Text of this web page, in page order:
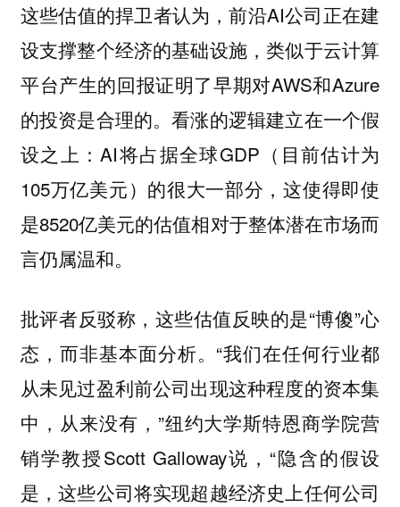
这些估值的捍卫者认为，前沿AI公司正在建
设支撑整个经济的基础设施，类似于云计算
平台产生的回报证明了早期对AWS和Azure
的投资是合理的。看涨的逻辑建立在一个假
设之上：AI将占据全球GDP（目前估计为
105万亿美元）的很大一部分，这使得即使
是8520亿美元的估值相对于整体潜在市场而
言仍属温和。
批评者反驳称，这些估值反映的是“博傻”心
态，而非基本面分析。“我们在任何行业都
从未见过盈利前公司出现这种程度的资本集
中，从来没有，”纽约大学斯特恩商学院营
销学教授Scott Galloway说，“隐含的假设
是，这些公司将实现超越经济史上任何公司